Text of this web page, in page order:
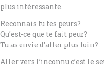
plus intéressante.
Reconnais tu tes peurs?
Qu’est-ce que te fait peur?
Tu as envie d’aller plus loin?
Aller vers l’inconnu c’est le